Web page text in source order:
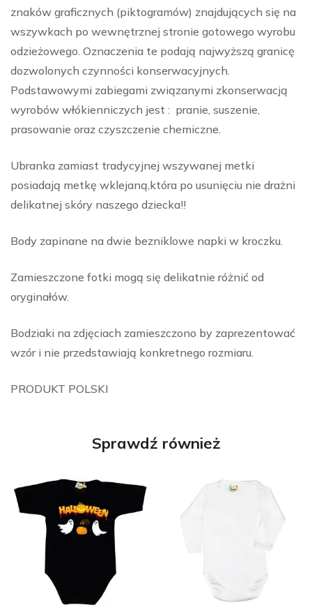
znaków graficznych (piktogramów) znajdujących się na
wszywkach po wewnętrznej stronie gotowego wyrobu
odzieżowego. Oznaczenia te podają najwyższą granicę
dozwolonych czynności konserwacyjnych.
Podstawowymi zabiegami związanymi zkonserwacją
wyrobów włókienniczych jest : pranie, suszenie,
prasowanie oraz czyszczenie chemiczne.
Ubranka zamiast tradycyjnej wszywanej metki
posiadają metkę wklejaną,która po usunięciu nie drażni
delikatnej skóry naszego dziecka!!
Body zapinane na dwie bezniklowe napki w kroczku.
Zamieszczone fotki mogą się delikatnie różnić od
oryginałów.
Bodziaki na zdjęciach zamieszczono by zaprezentować
wzór i nie przedstawiają konkretnego rozmiaru.
PRODUKT POLSKI
Sprawdź również